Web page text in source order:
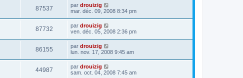
87537 par drouizig
mar. déc. 09, 2008 8:34 pm
87732 par drouizig
ven. déc. 05, 2008 2:36 pm
86155 par drouizig
lun. nov. 17, 2008 9:45 am
44987 par drouizig
sam. oct. 04, 2008 7:45 am